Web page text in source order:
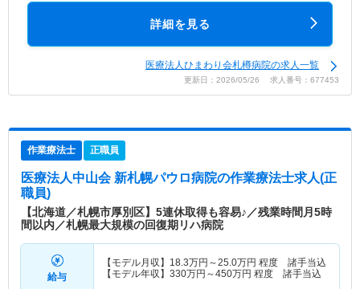
詳細を見る
医療法人ひまわり会札樽病院の求人一覧
更新日：2026/05/26 求人番号：677453
作業療法士 正職員
医療法人中山会 新札幌パウロ病院の作業療法士求人(正
職員)
【北海道／札幌市厚別区】5連休取得も容易♪／残業時間月5時
間以内／札幌最大規模の回復期リハ病院
給与
【モデル月収】 18.3万円～25.0万円 程度 諸手当込
【モデル年収】 330万円～450万円 程度 諸手当込